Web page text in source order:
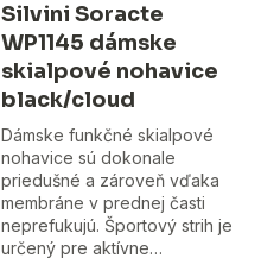
Silvini Soracte
WP1145 dámske
skialpové nohavice
black/cloud
Dámske funkčné skialpové
nohavice sú dokonale
priedušné a zároveň vďaka
membráne v prednej časti
neprefukujú. Športový strih je
určený pre aktívne…